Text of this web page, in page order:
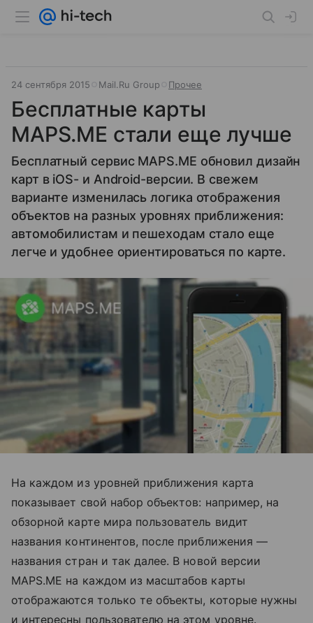
24 сентября 2015 Mail.Ru Group Прочее
Бесплатные карты
MAPS.ME стали еще лучше
Бесплатный сервис MAPS.ME обновил дизайн
карт в iOS- и Android-версии. В свежем
варианте изменилась логика отображения
объектов на разных уровнях приближения:
автомобилистам и пешеходам стало еще
легче и удобнее ориентироваться по карте.
На каждом из уровней приближения карта
показывает свой набор объектов: например, на
обзорной карте мира пользователь видит
названия континентов, после приближения —
названия стран и так далее. В новой версии
MAPS.ME на каждом из масштабов карты
отображаются только те объекты, которые нужны
и интересны пользователю на этом уровне.